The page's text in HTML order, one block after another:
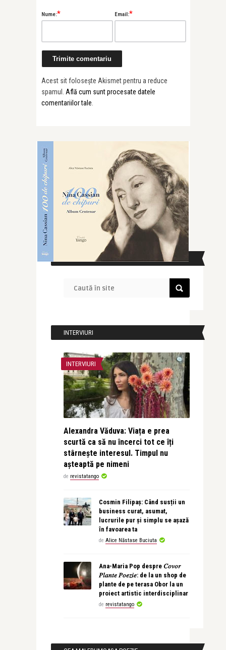
Nume:* Email:*
Acest sit folosește Akismet pentru a reduce
spamul. Află cum sunt procesate datele
comentariilor tale
CAUTĂ ÎN SITE
INTERVIURI
INTERVIURI
Alexandra Văduva: Viața e prea
scurtă ca să nu încerci tot ce îți
stârnește interesul. Timpul nu
așteaptă pe nimeni
de revistatango
Cosmin Filipaș: Când susții un
business curat, asumat,
lucrurile pur și simplu se așază
în favoarea ta
de Alice Năstase Buciuta
Ana-Maria Pop despre 𝐶𝑜𝑣𝑜𝑟
𝑃𝑙𝑎𝑛𝑡𝑒 𝑃𝑜𝑒𝑧𝑖𝑒: de la un shop de
plante de pe terasa Obor la un
proiect artistic interdisciplinar
de revistatango